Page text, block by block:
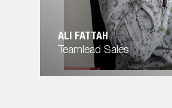
ALI FATTAH
Teamlead Sales